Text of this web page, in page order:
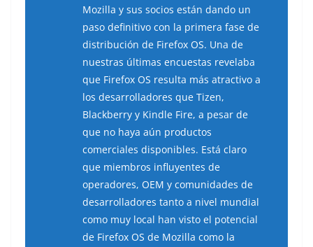
Mozilla y sus socios están dando un
paso definitivo con la primera fase de
distribución de Firefox OS. Una de
nuestras últimas encuestas revelaba
que Firefox OS resulta más atractivo a
los desarrolladores que Tizen,
Blackberry y Kindle Fire, a pesar de
que no haya aún productos
comerciales disponibles. Está claro
que miembros influyentes de
operadores, OEM y comunidades de
desarrolladores tanto a nivel mundial
como muy local han visto el potencial
de Firefox OS de Mozilla como la